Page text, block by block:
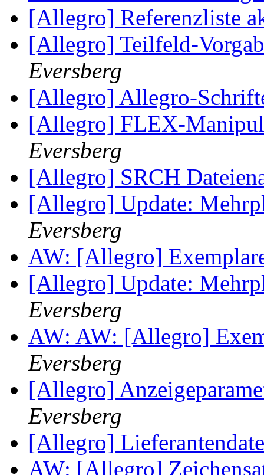
[Allegro] Referenzliste
[Allegro] Teilfeld-
Eversberg
[Allegro] Allegro-
[Allegro] FLEX-
Eversberg
[Allegro] SRCH
[Allegro] Update:
Eversberg
AW: [Allegro]
[Allegro] Update:
Eversberg
AW: AW: [Allegro]
Eversberg
[Allegro]
Eversberg
[Allegro]
AW: [Allegro]